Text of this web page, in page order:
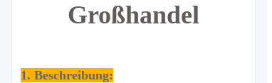
Großhandel
1. Beschreibung: